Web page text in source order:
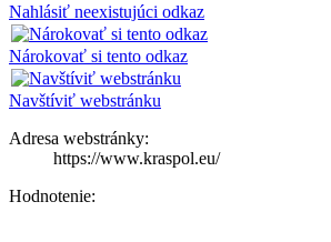
Nahlásiť neexistujúci odkaz
Nárokovať si tento odkaz
Navštíviť webstránku
Adresa webstránky:
https://www.kraspol.eu/
Hodnotenie: